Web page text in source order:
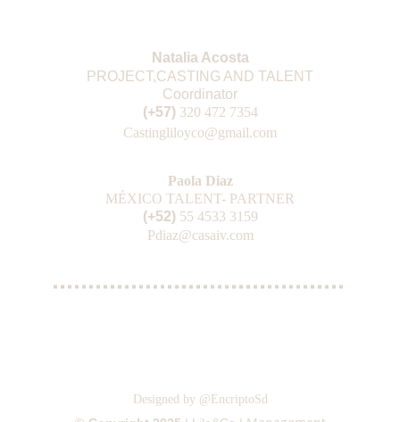
Designed by @EncriptoSd
Natalia Acosta
PROJECT,CASTING AND TALENT
Coordinator
(+57) 320 472 7354
Castingliloyco@gmail.com
Paola Diaz
MÉXICO TALENT- PARTNER
(+52) 55 4533 3159
Pdiaz@casaiv.com